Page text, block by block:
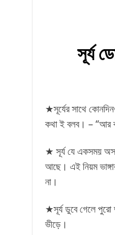
সূর্য
★সূর্যের সাথে
কথা ই বলব। – “আর
★ সূর্য যে একসময়
আছে। এই নিয়ম
না।
★সূর্য ডুবে গেলে পুরো
ভীড়ে।